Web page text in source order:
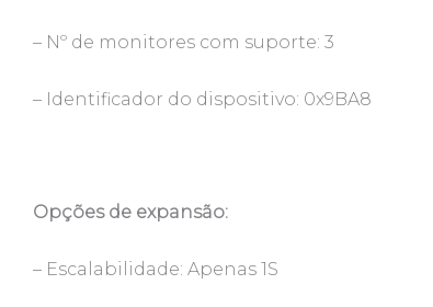
– Nº de monitores com suporte: 3
– Identificador do dispositivo: 0x9BA8
Opções de expansão:
– Escalabilidade: Apenas 1S